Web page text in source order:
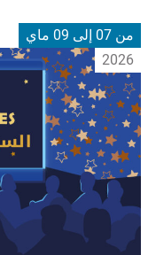
من 07 إلى 09 ماي
2026